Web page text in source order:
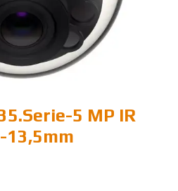
5 MP IR
13,5mm